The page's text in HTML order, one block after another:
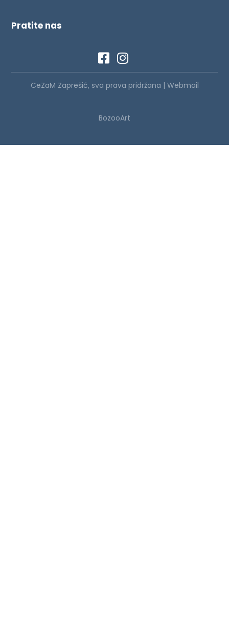
Pratite nas
CeZaM Zaprešić, sva prava pridržana | Webmail
BozooArt